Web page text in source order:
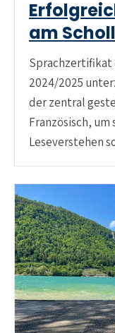
am Scholl
Sprachzertifikat
2024/2025
der zentral
Französisch,
Leseverstehen